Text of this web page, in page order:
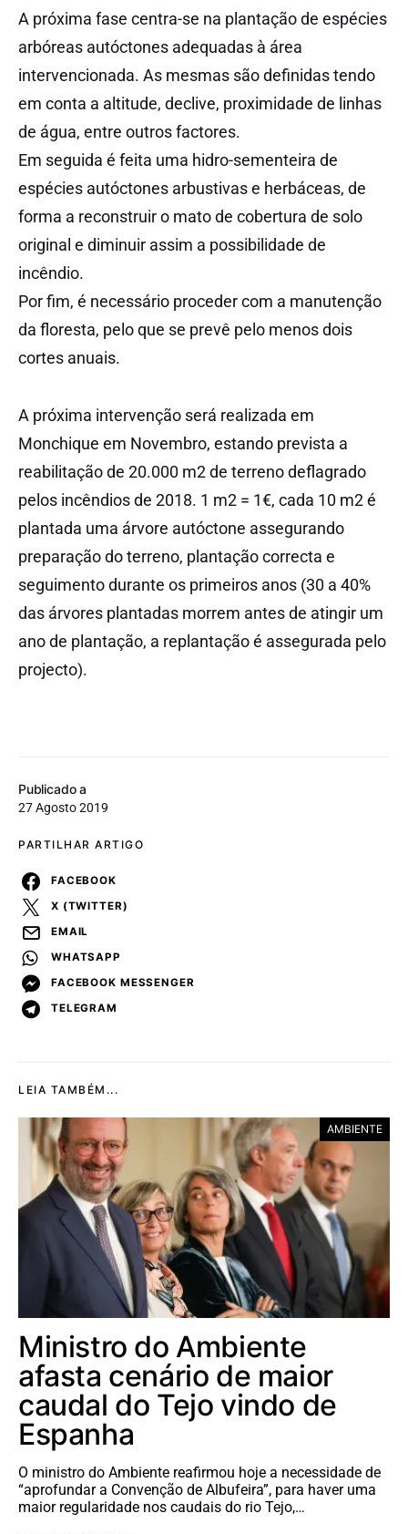
Publicado a
27 Agosto 2019
PARTILHAR ARTIGO
FACEBOOK
X (TWITTER)
EMAIL
WHATSAPP
FACEBOOK MESSENGER
TELEGRAM
A próxima fase centra-se na plantação de espécies
arbóreas autóctones adequadas à área
intervencionada. As mesmas são definidas tendo
em conta a altitude, declive, proximidade de linhas
de água, entre outros factores.
Em seguida é feita uma hidro-sementeira de
espécies autóctones arbustivas e herbáceas, de
forma a reconstruir o mato de cobertura de solo
original e diminuir assim a possibilidade de
incêndio.
Por fim, é necessário proceder com a manutenção
da floresta, pelo que se prevê pelo menos dois
cortes anuais.
A próxima intervenção será realizada em
Monchique em Novembro, estando prevista a
reabilitação de 20.000 m2 de terreno deflagrado
pelos incêndios de 2018. 1 m2 = 1€, cada 10 m2 é
plantada uma árvore autóctone assegurando
preparação do terreno, plantação correcta e
seguimento durante os primeiros anos (30 a 40%
das árvores plantadas morrem antes de atingir um
ano de plantação, a replantação é assegurada pelo
projecto).
LEIA TAMBÉM...
AMBIENTE
Ministro do Ambiente
afasta cenário de maior
caudal do Tejo vindo de
Espanha
O ministro do Ambiente reafirmou hoje a necessidade de
“aprofundar a Convenção de Albufeira”, para haver uma
maior regularidade nos caudais do rio Tejo,…